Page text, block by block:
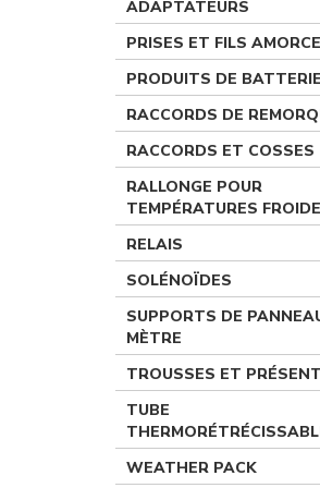
ADAPTATEURS
PRISES ET FILS AMORCE
PRODUITS DE BATTERIE
RACCORDS DE
RACCORDS ET COSSES
RALLONGE POUR
TEMPÉRATURES
RELAIS
SOLÉNOÏDES
SUPPORTS DE
MÈTRE
TROUSSES ET
TUBE
WEATHER PACK